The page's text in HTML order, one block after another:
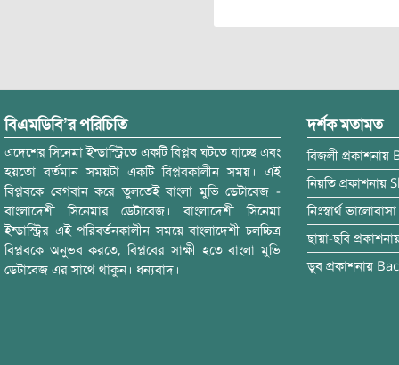
বিএমডিবি’র পরিচিতি
এদেশের সিনেমা ইন্ডাস্ট্রিতে একটি বিপ্লব ঘটতে যাচ্ছে এবং
হয়তো বর্তমান সময়টা একটি বিপ্লবকালীন সময়। এই
বিপ্লবকে বেগবান করে তুলতেই বাংলা মুভি ডেটাবেজ -
বাংলাদেশী সিনেমার ডেটাবেজ। বাংলাদেশী সিনেমা
ইন্ডাস্ট্রির এই পরিবর্তনকালীন সময়ে বাংলাদেশী চলচ্চিত্র
বিপ্লবকে অনুভব করতে, বিপ্লবের সাক্ষী হতে বাংলা মুভি
ডেটাবেজ এর সাথে থাকুন। ধন্যবাদ।
দর্শক মতামত
বিজলী প্রকাশনায়
নিয়তি প্রকাশনায়
নিঃস্বার্থ ভালোবাসা
ছায়া-ছবি
ডুব প্রকাশনায়